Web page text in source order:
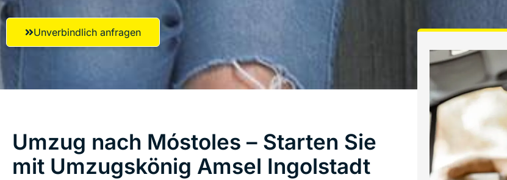
Unverbindlich anfragen
Umzug nach Móstoles – Starten Sie
mit Umzugskönig Amsel Ingolstadt